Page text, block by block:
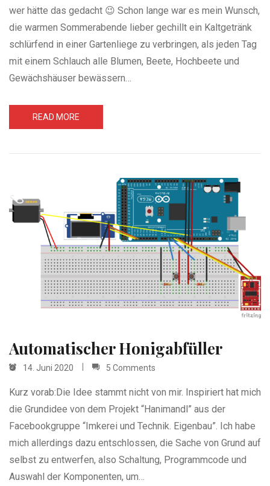
wer hätte das gedacht 😉 Schon lange war es mein Wunsch,
die warmen Sommerabende lieber gechillt ein Kaltgetränk
schlürfend in einer Gartenliege zu verbringen, als jeden Tag
mit einem Schlauch alle Blumen, Beete, Hochbeete und
Gewächshäuser bewässern…
READ MORE
Automatischer Honigabfüller
14. Juni 2020 5 Comments
Kurz vorab:Die Idee stammt nicht von mir. Inspiriert hat mich
die Grundidee von dem Projekt “Hanimandl” aus der
Facebookgruppe “Imkerei und Technik. Eigenbau”. Ich habe
mich allerdings dazu entschlossen, die Sache von Grund auf
selbst zu entwerfen, also Schaltung, Programmcode und
Auswahl der Komponenten, um…